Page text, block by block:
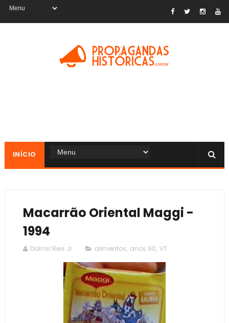
INÍCIO
Macarrão Oriental Maggi -
1994
Dalmir Reis Jr. alimentos, anos 90, VT